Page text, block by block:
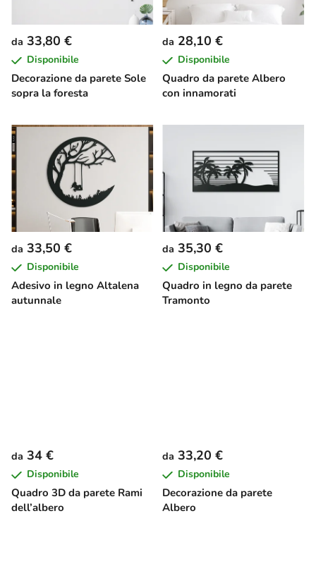
Decorazione da parete Sole
sopra la foresta
da 33,80 €
Disponibile
Quadro da parete Albero
con innamorati
da 28,10 €
Disponibile
Adesivo in legno Altalena
autunnale
da 33,50 €
Disponibile
Quadro in legno da parete
Tramonto
da 35,30 €
Disponibile
Quadro 3D da parete Rami
dell’albero
da 34 €
Disponibile
Decorazione da parete
Albero
da 33,20 €
Disponibile